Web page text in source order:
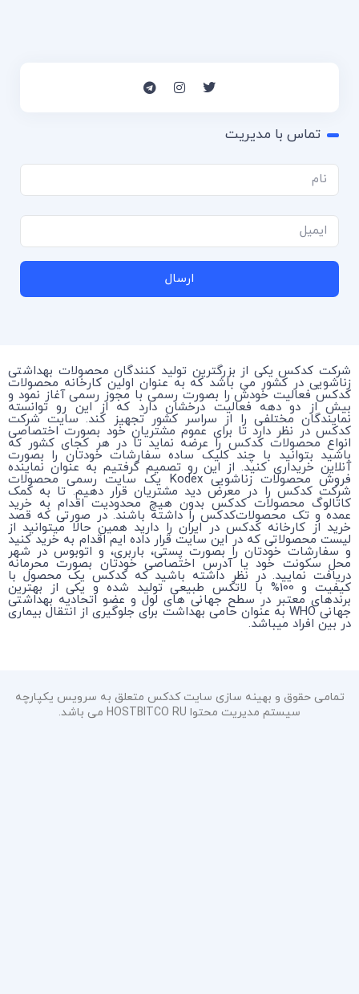
تماس با مدیریت
ارسال
شرکت کدکس یکی از بزرگترین تولید کنندگان محصولات بهداشتی
زناشویی در کشور می باشد که به عنوان اولین کارخانه محصولات
کدکس فعالیت خودش را بصورت رسمی با مجوز رسمی آغاز نمود و
بیش از دو دهه فعالیت درخشان دارد که از این رو توانسته
نمایندگان مختلفی را از سراسر کشور تجهیز کند. سایت شرکت
کدکس در نظر دارد تا برای عموم مشتریان خود بصورت اختصاصی
انواع محصولات کدکس را عرضه نماید تا در هر کجای کشور که
باشید بتوانید با چند کلیک ساده سفارشات خودتان را بصورت
آنلاین خریداری کنید. از این رو تصمیم گرفتیم به عنوان نماینده
فروش محصولات زناشویی Kodex یک سایت رسمی محصولات
شرکت کدکس را در معرض دید مشتریان قرار دهیم. تا به کمک
کاتالوگ محصولات کدکس بدون هیچ محدودیت اقدام به خرید
عمده و تک محصولات‌کدکس را داشته باشند. در صورتی که قصد
خرید از کارخانه کدکس در ایران را دارید همین حالا میتوانید از
لیست محصولاتی که در این سایت قرار داده ایم اقدام به خرید کنید
و سفارشات خودتان را بصورت پستی، باربری، و اتوبوس در شهر
محل سکونت خود یا آدرس اختصاصی خودتان بصورت محرمانه
دریافت نمایید. در نظر داشته باشید که کدکس یک محصول با
کیفیت و 100% با لاتکس طبیعی تولید شده و یکی از بهترین
برندهای معتبر در سطح جهانی های لول و عضو اتحادیه بهداشتی
جهانی WHO به عنوان حامی بهداشت برای جلوگیری از انتقال بیماری
در بین افراد میباشد.
تمامی حقوق و بهینه سازی سایت کدکس متعلق به سرویس یکپارچه
سیستم مدیریت محتوا HOSTBITCO RU می باشد.